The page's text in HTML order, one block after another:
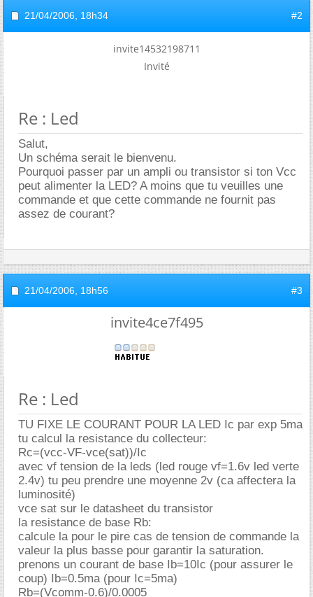
21/04/2006, 18h34 #2
invite14532198711
Invité
Re : Led
Salut,
Un schéma serait le bienvenu.
Pourquoi passer par un ampli ou transistor si ton Vcc
peut alimenter la LED? A moins que tu veuilles une
commande et que cette commande ne fournit pas
assez de courant?
21/04/2006, 18h56 #3
invite4ce7f495
Re : Led
TU FIXE LE COURANT POUR LA LED Ic par exp 5ma
tu calcul la resistance du collecteur:
Rc=(vcc-VF-vce(sat))/Ic
avec vf tension de la leds (led rouge vf=1.6v led verte
2.4v) tu peu prendre une moyenne 2v (ca affectera la
luminosité)
vce sat sur le datasheet du transistor
la resistance de base Rb:
calcule la pour le pire cas de tension de commande la
valeur la plus basse pour garantir la saturation.
prenons un courant de base Ib=10Ic (pour assurer le
coup) Ib=0.5ma (pour Ic=5ma)
Rb=(Vcomm-0.6)/0.0005